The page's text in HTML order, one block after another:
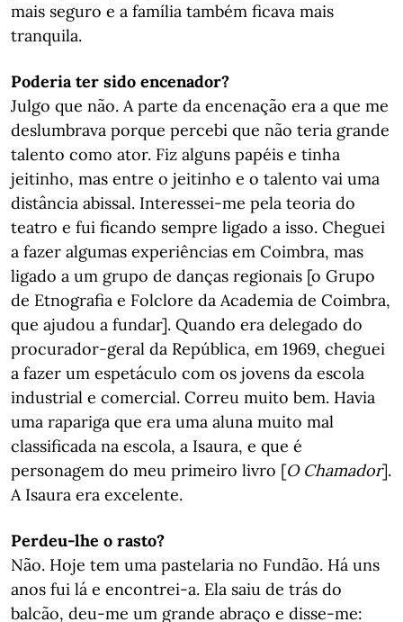
mais seguro e a família também ficava mais
tranquila.
Poderia ter sido encenador?
Julgo que não. A parte da encenação era a que me
deslumbrava porque percebi que não teria grande
talento como ator. Fiz alguns papéis e tinha
jeitinho, mas entre o jeitinho e o talento vai uma
distância abissal. Interessei-me pela teoria do
teatro e fui ficando sempre ligado a isso. Cheguei
a fazer algumas experiências em Coimbra, mas
ligado a um grupo de danças regionais [o Grupo
de Etnografia e Folclore da Academia de Coimbra,
que ajudou a fundar]. Quando era delegado do
procurador-geral da República, em 1969, cheguei
a fazer um espetáculo com os jovens da escola
industrial e comercial. Correu muito bem. Havia
uma rapariga que era uma aluna muito mal
classificada na escola, a Isaura, e que é
personagem do meu primeiro livro [O Chamador].
A Isaura era excelente.
Perdeu-lhe o rasto?
Não. Hoje tem uma pastelaria no Fundão. Há uns
anos fui lá e encontrei-a. Ela saiu de trás do
balcão, deu-me um grande abraço e disse-me: